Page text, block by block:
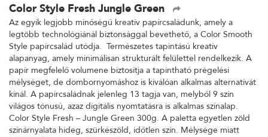
Color Style Fresh Jungle Green
Az egyik legjobb minőségű kreatív papírcsaládunk, amely a
legtöbb technológiánál biztonsággal bevethető, a Color Smooth
Style papírcsalád utódja. Természetes tapintású kreatív
alapanyag, amely minimálisan strukturált felülettel rendelkezik. A
papír megfelelő volumene biztosítja a tapintható prégelési
mélységet, de dombornyomáshoz is kiválóan alkalmas alternatívát
kínál. A papírcsaládnak jelenleg 13 tagja van, melyből 9 szín
világos tónusú, azaz digitális nyomtatásra is alkalmas színalap.
Color Style Fresh – Jungle Green 300g. A paletta egyetlen zöld
színárnyalata hideg, szürkészöld, időtlen szín. Mélysége miatt